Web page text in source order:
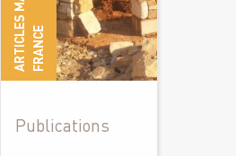
E
Publications